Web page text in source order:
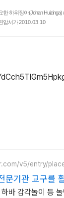
한 하위징아(Johan Huizinga)
암서가2010.03.10
v5/entry/
문기관 교구를
바 감각놀이 등 놀